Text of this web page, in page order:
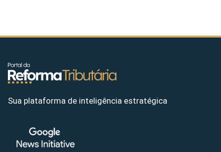
Sua plataforma de inteligência estratégica